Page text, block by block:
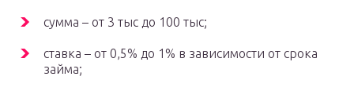
сумма – от 3 тыс до 100 тыс;
ставка – от 0,5% до 1% в зависимости от срока
займа;